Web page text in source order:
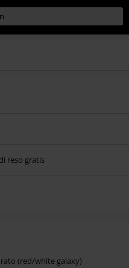
reso gratis
(red/white galaxy)